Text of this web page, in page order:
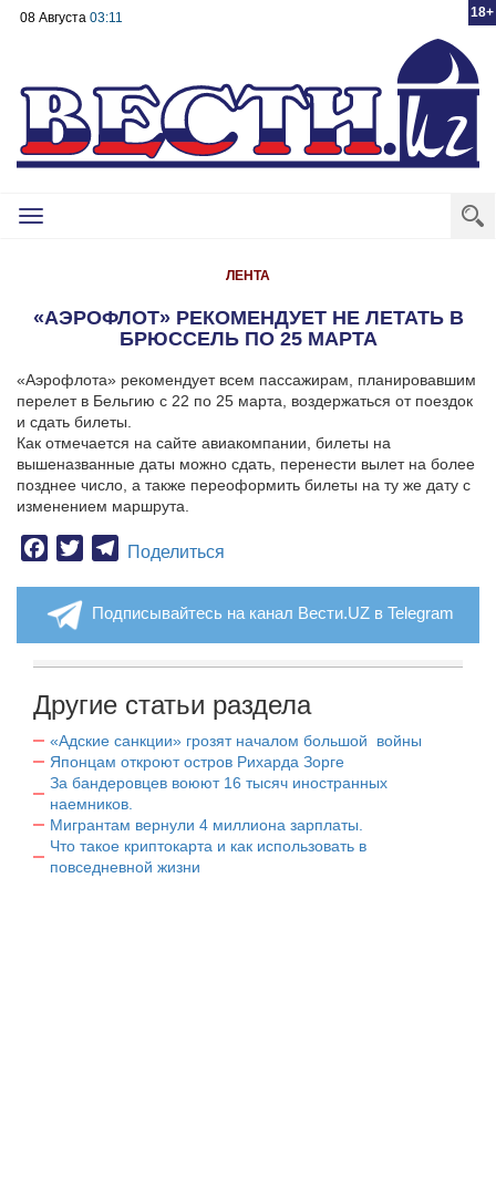
18+
08 Августа 03:11
Toggle
ЛЕНТА
«АЭРОФЛОТ» РЕКОМЕНДУЕТ НЕ ЛЕТАТЬ В
БРЮССЕЛЬ ПО 25 МАРТА
«Аэрофлота» рекомендует всем пассажирам, планировавшим
перелет в Бельгию с 22 по 25 марта, воздержаться от поездок
и сдать билеты.
Как отмечается на сайте авиакомпании, билеты на
вышеназванные даты можно сдать, перенести вылет на более
позднее число, а также переоформить билеты на ту же дату с
изменением маршрута.
Facebook
TwitterTelegram
Поделиться
Подписывайтесь на канал Вести.UZ в Telegram
Другие статьи раздела
«Адские санкции» грозят началом большой войны
Японцам откроют остров Рихарда Зорге
За бандеровцев воюют 16 тысяч иностранных
наемников.
Мигрантам вернули 4 миллиона зарплаты.
Что такое криптокарта и как использовать в
повседневной жизни